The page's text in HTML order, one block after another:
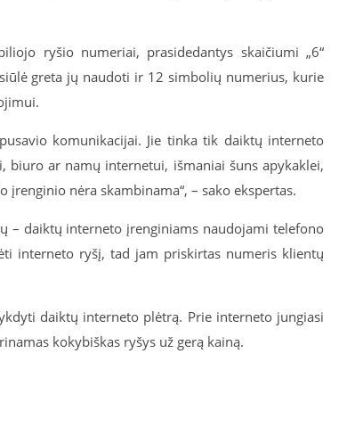
ryšio numeriai, prasidedantys skaičiumi „6“
greta jų naudoti ir 12 simbolių numerius, kurie
komunikacijai. Jie tinka tik daiktų interneto
ar namų internetui, išmaniai šuns apykaklei,
nėra skambinama“, – sako ekspertas.
– daiktų interneto įrenginiams naudojami telefono
interneto ryšį, tad jam priskirtas numeris klientų
daiktų interneto plėtrą. Prie interneto jungiasi
kokybiškas ryšys už gerą kainą.